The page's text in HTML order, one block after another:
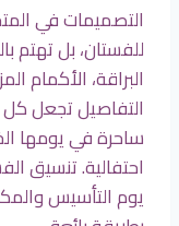
التصميمات في
للفستان، بل تهتم
البراقة، الأكمام
التفاصيل تجعل كل
ساحرة في يومها
احتفالية. تنسيق
يوم التأسيس